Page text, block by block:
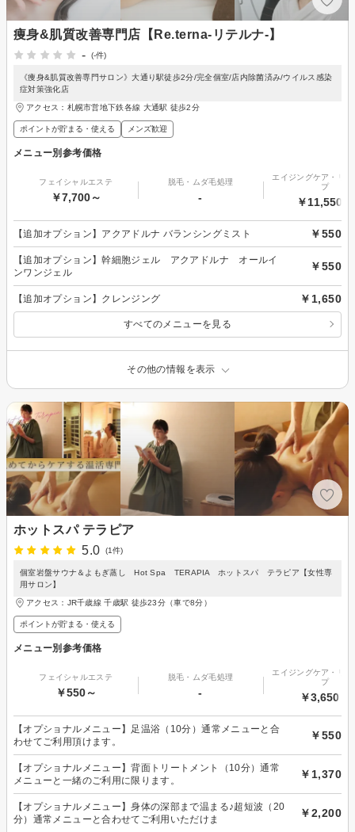
痩身&肌質改善専門店【Re.terna-リテルナ-】
-
(-件)
《痩身&肌質改善専門サロン》大通り駅徒歩2分/完全個室/店内除菌済み/ウイルス感染
症対策強化店
アクセス：札幌市営地下鉄各線 大通駅 徒歩2分
ポイントが貯まる・使える メンズ歓迎
メニュー別参考価格
フェイシャルエステ
￥7,700～
脱毛・ムダ毛処理
-
エイジングケア・リ
プ
￥11,550～
【追加オプション】アクアドルナ バランシングミスト ￥550
【追加オプション】幹細胞ジェル アクアドルナ オールイ
ンワンジェル
￥550
【追加オプション】クレンジング ￥1,650
すべてのメニューを見る
その他の情報を表示
ホットスパ テラピア
5.0
(1件)
個室岩盤サウナ＆よもぎ蒸し Hot Spa TERAPIA ホットスパ テラピア【女性専
用サロン】
アクセス：JR千歳線 千歳駅 徒歩23分（車で8分）
ポイントが貯まる・使える
メニュー別参考価格
フェイシャルエステ
￥550～
脱毛・ムダ毛処理
-
エイジングケア・リ
プ
￥3,650～
【オプショナルメニュー】足温浴（10分）通常メニューと合
わせてご利用頂けます。
￥550
【オプショナルメニュー】背面トリートメント（10分）通常
メニューと一緒のご利用に限ります。
￥1,370
【オプショナルメニュー】身体の深部まで温まる♪超短波（20
分）通常メニューと合わせてご利用いただけま
￥2,200